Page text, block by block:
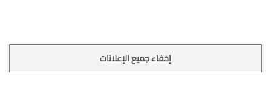
إخفاء جميع الإعلانات